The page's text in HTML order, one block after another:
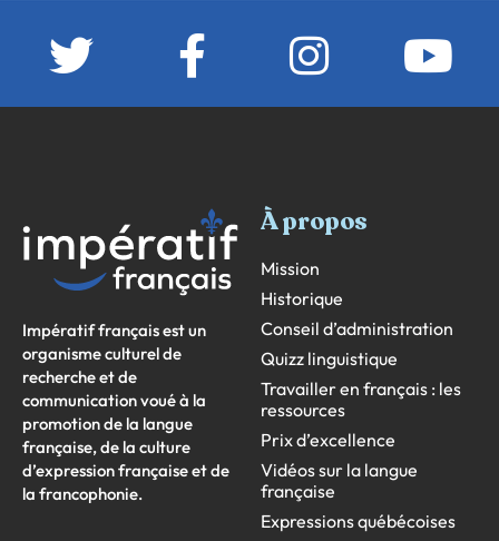
Impératif français est un
organisme culturel de
recherche et de
communication voué à la
promotion de la langue
française, de la culture
d’expression française et de
la francophonie.
À propos
Mission
Historique
Conseil d’administration
Quizz linguistique
Travailler en français : les
ressources
Prix d’excellence
Vidéos sur la langue
française
Expressions québécoises